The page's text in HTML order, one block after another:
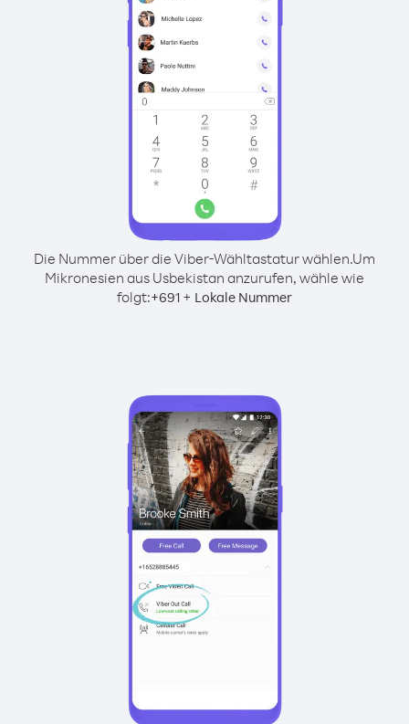
Die Nummer über die Viber-Wähltastatur wählen.Um
Mikronesien aus Usbekistan anzurufen, wähle wie
folgt:+691 + Lokale Nummer